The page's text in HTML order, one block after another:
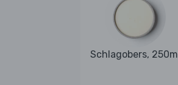
Schlagobers, 250ml